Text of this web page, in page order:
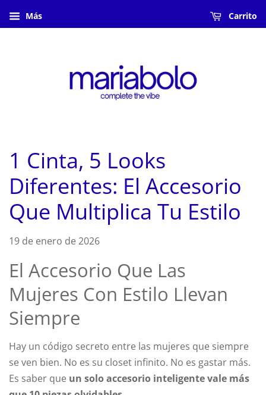
Más Carrito
1 Cinta, 5 Looks
Diferentes: El Accesorio
Que Multiplica Tu Estilo
19 de enero de 2026
El Accesorio Que Las
Mujeres Con Estilo Llevan
Siempre
Hay un código secreto entre las mujeres que siempre
se ven bien. No es su closet infinito. No es gastar más.
Es saber que un solo accesorio inteligente vale más